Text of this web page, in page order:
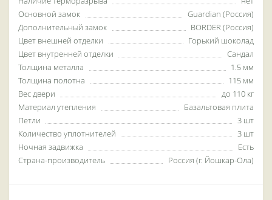
Основной замок
Guardian (Россия)
Дополнительный замок
BORDER (Россия)
Цвет внешней отделки
Горький шоколад
Цвет внутренней отделки
Сандал
Толщина металла
1.5 мм
Толщина полотна
115 мм
Вес двери
до 110 кг
Материал утепления
Базальтовая плита
Петли
3 шт
Количество уплотнителей
3 шт
Ночная задвижка
Есть
Страна-производитель
Россия (г. Йошкар-Ола)